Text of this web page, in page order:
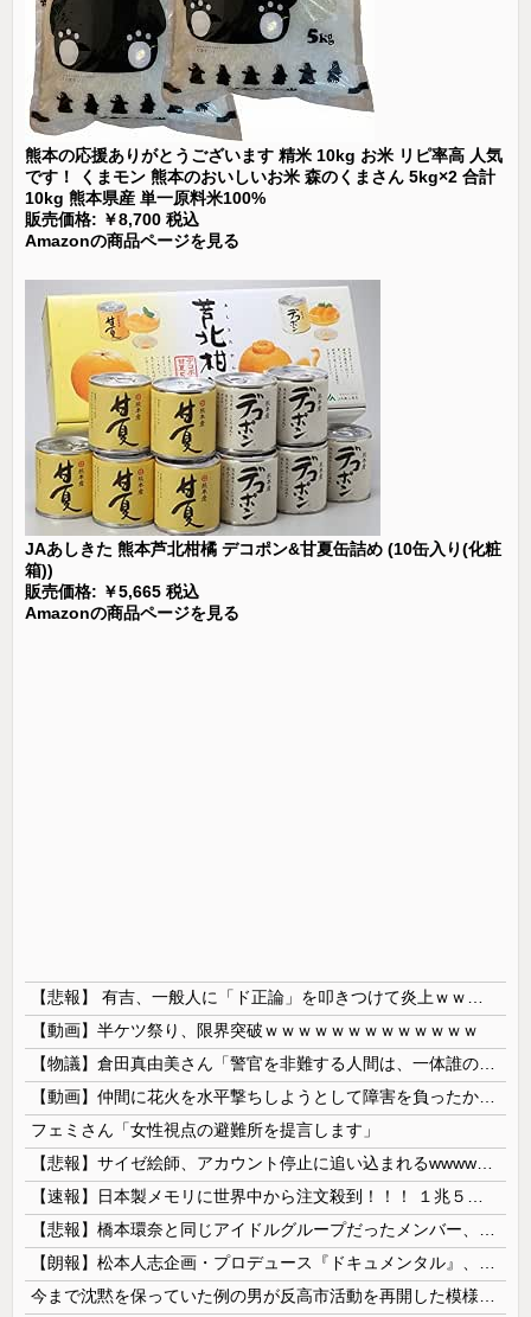
熊本の応援ありがとうございます 精米 10kg お米 リピ率高 人気
です！ くまモン 熊本のおいしいお米 森のくまさん 5kg×2 合計
10kg 熊本県産 単一原料米100%
販売価格: ￥8,700 税込
Amazonの商品ページを見る
JAあしきた 熊本芦北柑橘 デコポン&甘夏缶詰め (10缶入り(化粧
箱))
販売価格: ￥5,665 税込
Amazonの商品ページを見る
【動画】半ケツ祭り、限界突破ｗｗｗｗｗｗｗｗｗｗｗｗｗ
フェミさん「女性視点の避難所を提言します」